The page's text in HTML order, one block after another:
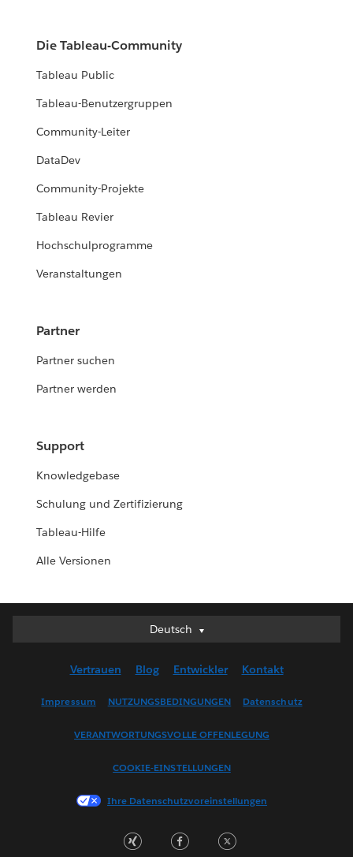
Die Tableau-Community
Tableau Public
Tableau-Benutzergruppen
Community-Leiter
DataDev
Community-Projekte
Tableau Revier
Hochschulprogramme
Veranstaltungen
Partner
Partner suchen
Partner werden
Support
Knowledgebase
Schulung und Zertifizierung
Tableau-Hilfe
Alle Versionen
Deutsch
Deutsch
English (US)
Français (France)
한국어
Português
Vertrauen Blog Entwickler Kontakt
Impressum NUTZUNGSBEDINGUNGEN Datenschutz
VERANTWORTUNGSVOLLE OFFENLEGUNG
COOKIE-EINSTELLUNGEN
Ihre Datenschutzvoreinstellungen